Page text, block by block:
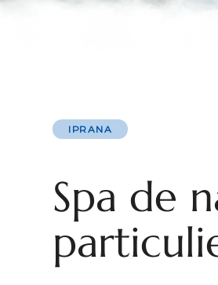
IPRANA
Spa de